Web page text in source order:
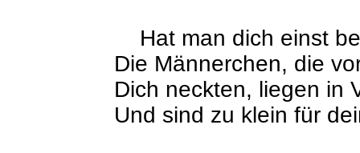
Hat man dich einst
Die Männerchen, die
Dich neckten, liegen in
Und sind zu klein für